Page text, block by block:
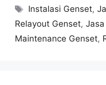
Instalasi Genset,
Relayout Genset,
Maintenance Genset,